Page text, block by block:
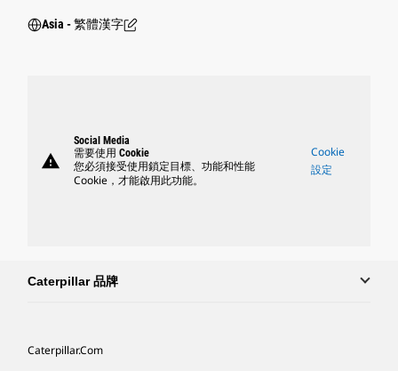
Asia - 繁體漢字
warning
Social Media
需要使用 Cookie
您必須接受使用鎖定目標、功能和性能
Cookie，才能啟用此功能。
Cookie
設定
Caterpillar 品牌
Caterpillar.com